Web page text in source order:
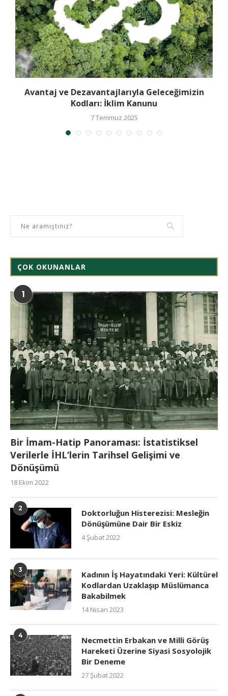
Avantaj ve Dezavantajlarıyla Geleceğimizin
Kodları: İklim Kanunu
7 Temmuz 2025
ÇOK OKUNANLAR
1
Bir İmam-Hatip Panoraması: İstatistiksel
Verilerle İHL’lerin Tarihsel Gelişimi ve
Dönüşümü
18 Ekim 2022
2
Doktorluğun Histerezisi: Mesleğin
Dönüşümüne Dair Bir Eskiz
4 Şubat 2022
3
Kadının İş Hayatındaki Yeri: Kültürel
Kodlardan Uzaklaşıp Müslümanca
Bakabilmek
14 Nisan 2023
4
Necmettin Erbakan ve Milli Görüş
Hareketi Üzerine Siyasi Sosyolojik
Bir Deneme
27 Şubat 2022